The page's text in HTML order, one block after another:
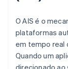
O AIS é o
plataformas
em tempo real
Quando um